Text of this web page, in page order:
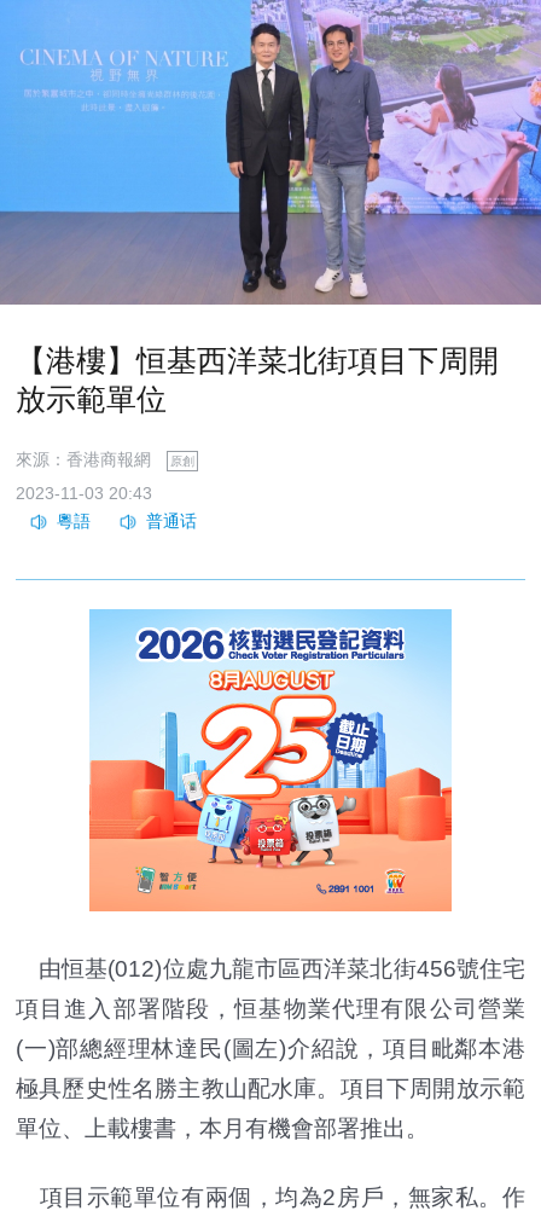
【港樓】恒基西洋菜北街項目下周開
放示範單位
來源：香港商報網 原創
2023-11-03 20:43
由恒基(012)位處九龍市區西洋菜北街456號住宅
項目進入部署階段，恒基物業代理有限公司營業
(一)部總經理林達民(圖左)介紹說，項目毗鄰本港
極具歷史性名勝主教山配水庫。項目下周開放示範
單位、上載樓書，本月有機會部署推出。
項目示範單位有兩個，均為2房戶，無家私。作